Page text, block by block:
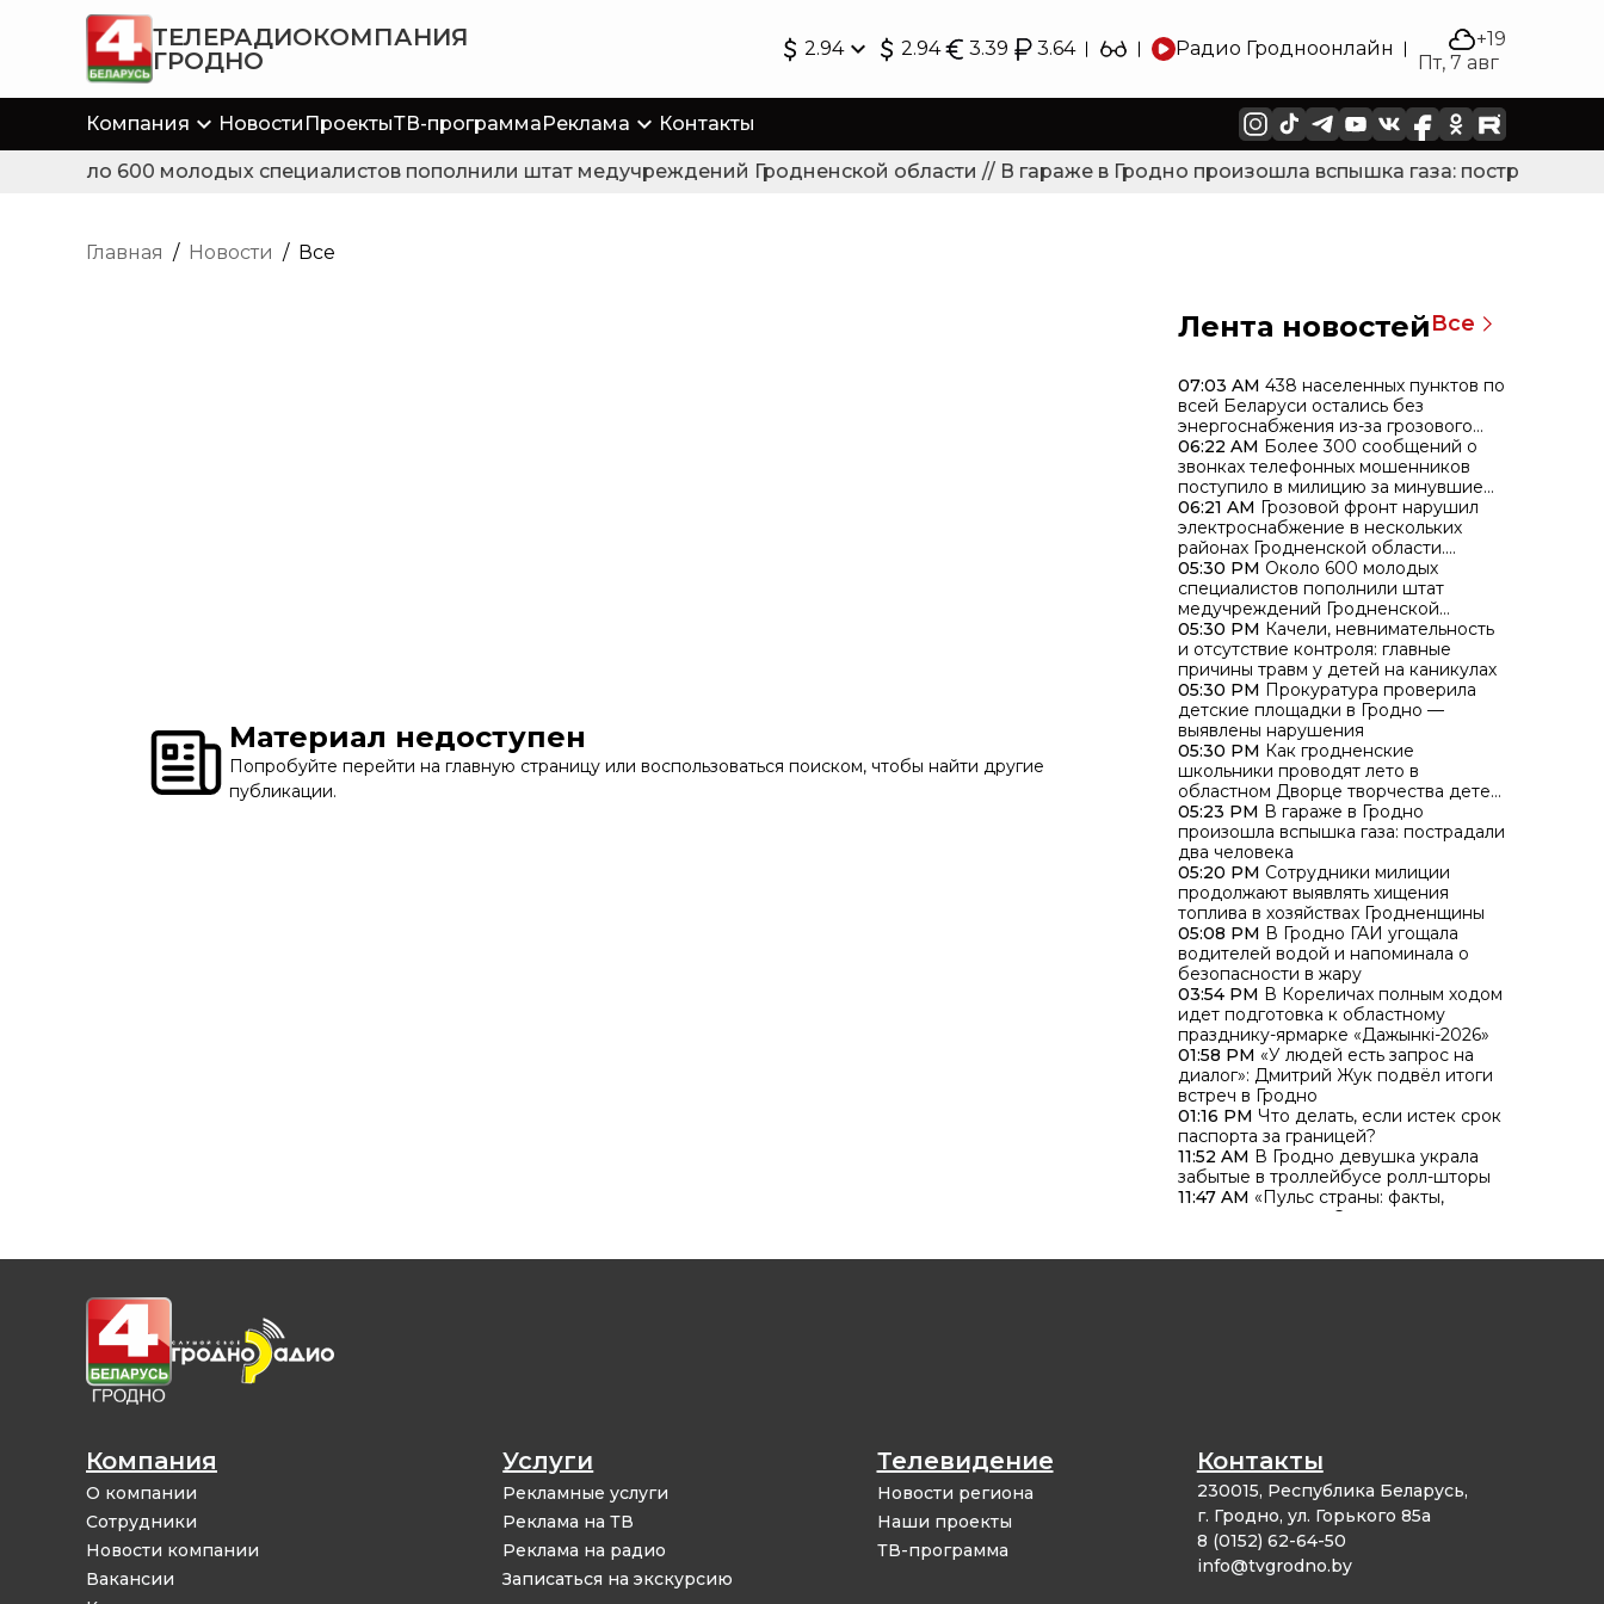
ТЕЛЕРАДИОКОМПАНИЯ
ГРОДНО
2.94 2.94 3.39 3.64 Радио Гродноонлайн
+19
Пт, 7 авг
Компания Новости ПроектыТВ-программаРеклама Контакты
Около 600 молодых специалистов пополнили штат медучреждений Гродненской области // В гараже в Гродно произошла вспышка газа:
Главная / Новости / Все
Материал недоступен
Попробуйте перейти на главную страницу или воспользоваться поиском, чтобы найти другие
публикации.
Лента новостейВсе
07:03 AM 438 населенных пунктов по
всей Беларуси остались без
энергоснабжения из-за грозового
фронта
06:22 AM Более 300 сообщений о
звонках телефонных мошенников
поступило в милицию за минувшие
сутки
06:21 AM Грозовой фронт нарушил
электроснабжение в нескольких
районах Гродненской области.
Энергетики работают над
восстановлением
05:30 PM Около 600 молодых
специалистов пополнили штат
медучреждений Гродненской
области
05:30 PM Качели, невнимательность
и отсутствие контроля: главные
причины травм у детей на каникулах
05:30 PM Прокуратура проверила
детские площадки в Гродно —
выявлены нарушения
05:30 PM Как гродненские
школьники проводят лето в
областном Дворце творчества детей
и молодежи
05:23 PM В гараже в Гродно
произошла вспышка газа: пострадали
два человека
05:20 PM Сотрудники милиции
продолжают выявлять хищения
топлива в хозяйствах Гродненщины
05:08 PM В Гродно ГАИ угощала
водителей водой и напоминала о
безопасности в жару
03:54 PM В Кореличах полным ходом
идет подготовка к областному
празднику-ярмарке «Дажынкі-2026»
01:58 PM «У людей есть запрос на
диалог»: Дмитрий Жук подвёл итоги
встреч в Гродно
01:16 PM Что делать, если истек срок
паспорта за границей?
11:52 AM В Гродно девушка украла
забытые в троллейбусе ролл-шторы
11:47 AM «Пульс страны: факты,
тренды, смыслы». С гродненцами
Дмитрий Жук
11:03 AMВ Гродно наградили
Компания
О компании
Сотрудники
Новости компании
Вакансии
Услуги
Рекламные услуги
Реклама на ТВ
Реклама на радио
Записаться на экскурсию
Телевидение
Новости региона
Наши проекты
ТВ-программа
Контакты
230015, Республика Беларусь,
г. Гродно, ул. Горького 85а
8 (0152) 62-64-50
info@tvgrodno.by